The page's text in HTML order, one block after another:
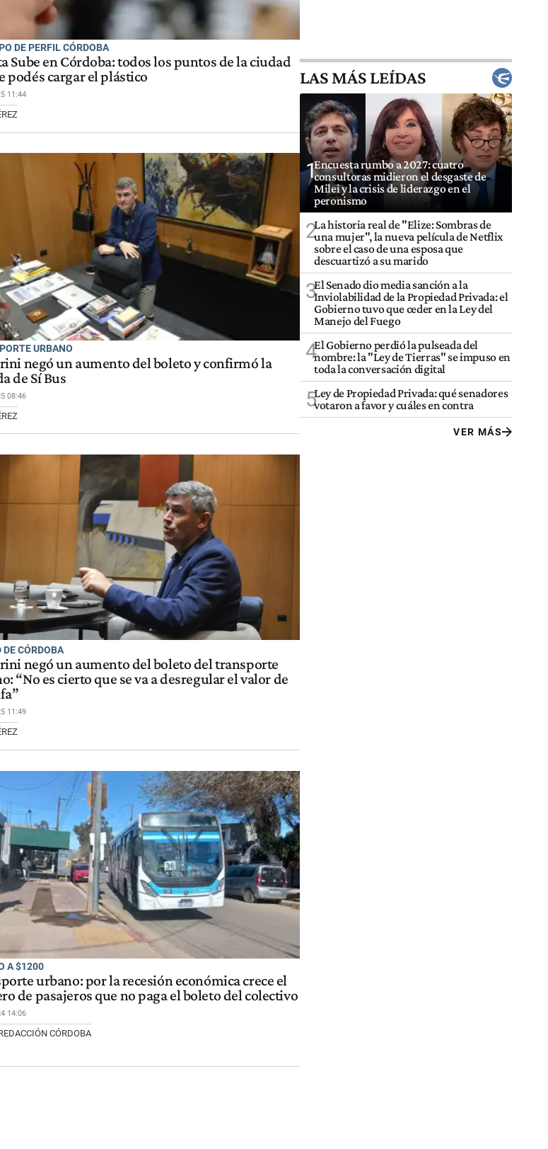
DE PERFIL CÓRDOBA
Sube en Córdoba: todos los puntos de la ciudad
podés cargar el plástico
11:44
URBANO
negó un aumento del boleto y confirmó la
de Sí Bus
08:46
DE CÓRDOBA
negó un aumento del boleto del transporte
“No es cierto que se va a desregular el valor de
11:49
A $1200
urbano: por la recesión económica crece el
de pasajeros que no paga el boleto del colectivo
14:06
CÓRDOBA
LAS MÁS LEÍDAS
1Encuesta rumbo a 2027: cuatro
consultoras midieron el desgaste de
Milei y la crisis de liderazgo en el
peronismo
2La historia real de "Elize: Sombras de
una mujer", la nueva película de Netflix
sobre el caso de una esposa que
descuartizó a su marido
3El Senado dio media sanción a la
Inviolabilidad de la Propiedad Privada: el
Gobierno tuvo que ceder en la Ley del
Manejo del Fuego
4El Gobierno perdió la pulseada del
nombre: la "Ley de Tierras" se impuso en
toda la conversación digital
5Ley de Propiedad Privada: qué senadores
votaron a favor y cuáles en contra
VER MÁS